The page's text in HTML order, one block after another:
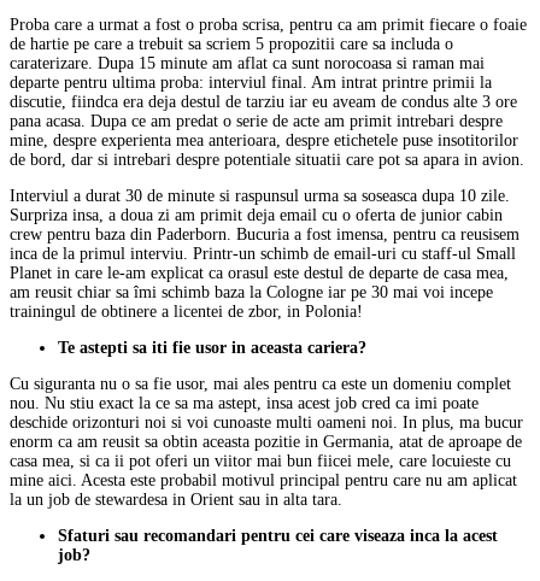
Proba care a urmat a fost o proba scrisa, pentru ca am primit fiecare o foaie
de hartie pe care a trebuit sa scriem 5 propozitii care sa includa o
caraterizare. Dupa 15 minute am aflat ca sunt norocoasa si raman mai
departe pentru ultima proba: interviul final. Am intrat printre primii la
discutie, fiindca era deja destul de tarziu iar eu aveam de condus alte 3 ore
pana acasa. Dupa ce am predat o serie de acte am primit intrebari despre
mine, despre experienta mea anterioara, despre etichetele puse insotitorilor
de bord, dar si intrebari despre potentiale situatii care pot sa apara in avion.
Interviul a durat 30 de minute si raspunsul urma sa soseasca dupa 10 zile.
Surpriza insa, a doua zi am primit deja email cu o oferta de junior cabin
crew pentru baza din Paderborn. Bucuria a fost imensa, pentru ca reusisem
inca de la primul interviu. Printr-un schimb de email-uri cu staff-ul Small
Planet in care le-am explicat ca orasul este destul de departe de casa mea,
am reusit chiar sa îmi schimb baza la Cologne iar pe 30 mai voi incepe
trainingul de obtinere a licentei de zbor, in Polonia!
Te astepti sa iti fie usor in aceasta cariera?
Cu siguranta nu o sa fie usor, mai ales pentru ca este un domeniu complet
nou. Nu stiu exact la ce sa ma astept, insa acest job cred ca imi poate
deschide orizonturi noi si voi cunoaste multi oameni noi. In plus, ma bucur
enorm ca am reusit sa obtin aceasta pozitie in Germania, atat de aproape de
casa mea, si ca ii pot oferi un viitor mai bun fiicei mele, care locuieste cu
mine aici. Acesta este probabil motivul principal pentru care nu am aplicat
la un job de stewardesa in Orient sau in alta tara.
Sfaturi sau recomandari pentru cei care viseaza inca la acest
job?